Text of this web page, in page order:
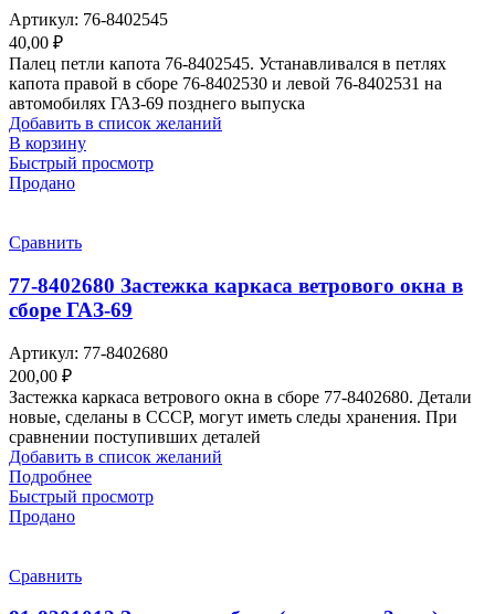
Артикул: 76-8402545
40,00 ₽
Палец петли капота 76-8402545. Устанавливался в петлях
капота правой в сборе 76-8402530 и левой 76-8402531 на
автомобилях ГАЗ-69 позднего выпуска
Добавить в список желаний
В корзину
Быстрый просмотр
Продано
Сравнить
77-8402680 Застежка каркаса ветрового окна в
сборе ГАЗ-69
Артикул: 77-8402680
200,00 ₽
Застежка каркаса ветрового окна в сборе 77-8402680. Детали
новые, сделаны в СССР, могут иметь следы хранения. При
сравнении поступивших деталей
Добавить в список желаний
Подробнее
Быстрый просмотр
Продано
Сравнить